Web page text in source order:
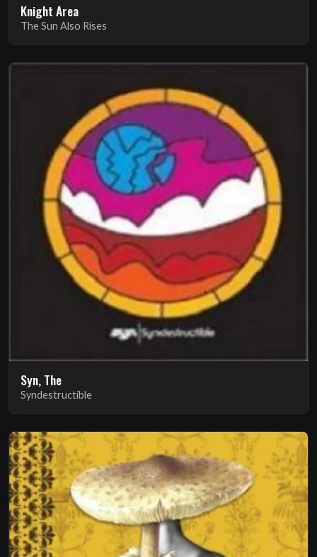
Knight Area
The Sun Also Rises
Syn, The
Syndestructible